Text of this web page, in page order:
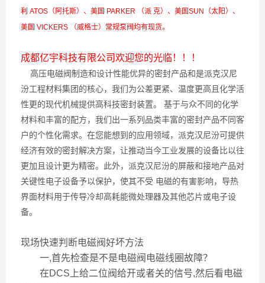
利 ATOS（阿托斯）、美国 PARKER （派 克）、美国SUN（太阳）、
美国 VICKERS （威格士）常规泵阀均有现货。
成都亿宇科技有限公司欢迎您的光临！！！
高压电磁阀制造和设计性能优异的密封产品和是派克汉尼
汾工程材料集团的核心，我们为公差更紧、温度更高且化学活
性更的现代机械提供高科技密封装置。 基于与众不同的化学
材料和丰富的配方，我们出一系列品类丰富的密封产品不同客
户的个性化需求。在您能想到的应用领域，派克汉尼汾可提供
经济有效的密封解决方案，让推动当今工业发展的设备比以往
更加且设计更为精密。此外，派克汉尼汾的屏蔽和接地产品对
关键性电子设备予以保护，使其不受 电磁的有害影响，导热
界面材料用于传导冷却高耗能微处理器及其他芯片或电子设
备。
现场快速判断电磁阀好坏方法
一,首先检查是不是电磁阀电磁线圈故障？
在DCS上给二位阀给开或者关的信号,然后看电磁